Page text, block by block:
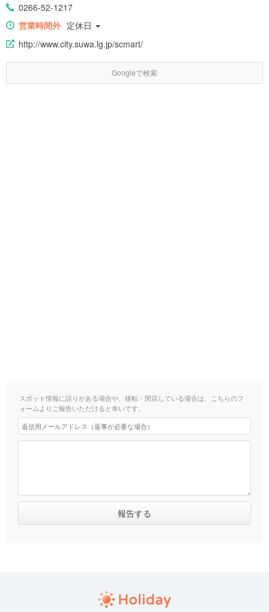
0266-52-1217
営業時間外 定休日
http://www.city.suwa.lg.jp/scmart/
Googleで検索
スポット情報に誤りがある場合や、移転・閉店している場合は、こちらのフ
ォームよりご報告いただけると幸いです。